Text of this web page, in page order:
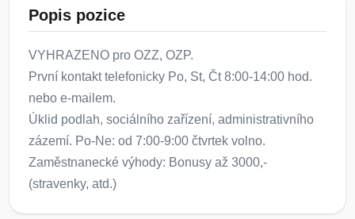
Popis pozice
VYHRAZENO pro OZZ, OZP.
První kontakt telefonicky Po, St, Čt 8:00-14:00 hod.
nebo e-mailem.
Úklid podlah, sociálního zařízení, administrativního
zázemí. Po-Ne: od 7:00-9:00 čtvrtek volno.
Zaměstnanecké výhody: Bonusy až 3000,-
(stravenky, atd.)